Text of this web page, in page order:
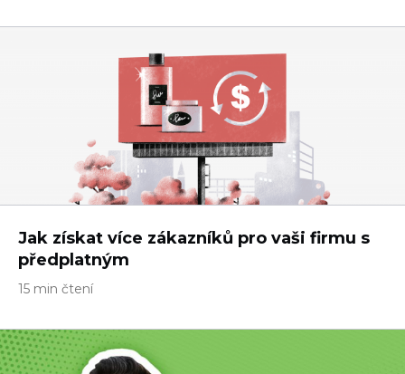
Jak získat více zákazníků pro vaši firmu s
předplatným
15 min čtení